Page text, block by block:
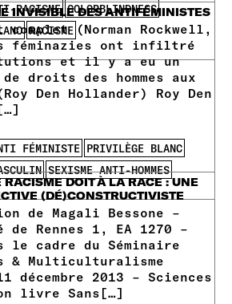
RACISME COLORBLINDNESS
RACISME
INVISIBLE DES ANTIFÉMINISTES
complet (Norman Rockwell,
féminazies ont infiltré
et il y a eu un
droits des hommes aux
Den Hollander) Roy Den
FÉMINISTE PRIVILÈGE BLANC
SEXISME ANTI-HOMMES
RACISME DOIT À LA RACE : UNE
(DÉ)CONSTRUCTIVISTE
de Magali Bessone –
Rennes 1, EA 1270 –
le cadre du Séminaire
& Multiculturalisme
décembre 2013 – Sciences
livre Sans[…]